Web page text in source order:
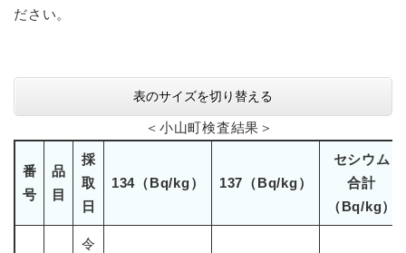
ださい。
表のサイズを切り替える
＜小山町検査結果＞
番
号
品
目
採
取
日
134（Bq/kg） 137（Bq/kg）
セシウム
合計
（Bq/kg）
令